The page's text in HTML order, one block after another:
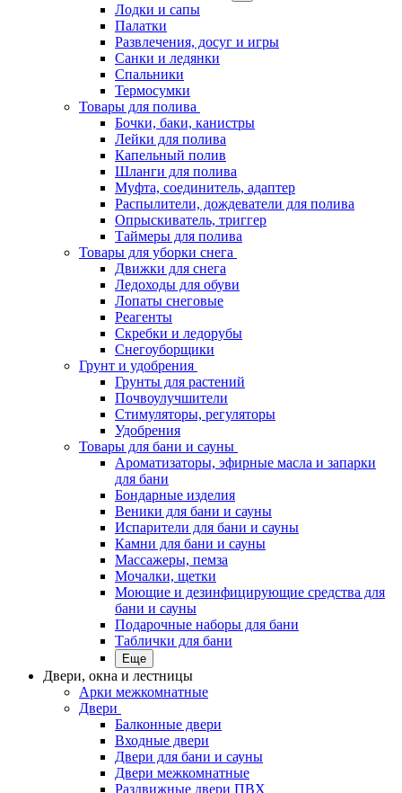
Лодки и сапы
Палатки
Развлечения, досуг и игры
Санки и ледянки
Спальники
Термосумки
Товары для полива
Бочки, баки, канистры
Лейки для полива
Капельный полив
Шланги для полива
Муфта, соединитель, адаптер
Распылители, дождеватели для полива
Опрыскиватель, триггер
Таймеры для полива
Товары для уборки снега
Движки для снега
Ледоходы для обуви
Лопаты снеговые
Реагенты
Скребки и ледорубы
Снегоуборщики
Грунт и удобрения
Грунты для растений
Почвоулучшители
Стимуляторы, регуляторы
Удобрения
Товары для бани и сауны
Ароматизаторы, эфирные масла и запарки
для бани
Бондарные изделия
Веники для бани и сауны
Испарители для бани и сауны
Камни для бани и сауны
Массажеры, пемза
Мочалки, щетки
Моющие и дезинфицирующие средства для
бани и сауны
Подарочные наборы для бани
Таблички для бани
Еще
Двери, окна и лестницы
Арки межкомнатные
Двери
Балконные двери
Входные двери
Двери для бани и сауны
Двери межкомнатные
Раздвижные двери ПВХ